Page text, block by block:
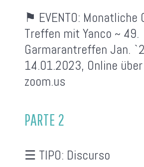
⚑ EVENTO: Monatliche
Treffen mit Yanco ~ 49.
Garmarantreffen Jan.
14.01.2023, Online
zoom.us
PARTE 2
☰ TIPO: Discurso